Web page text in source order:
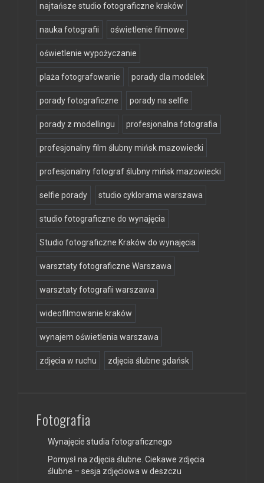
najtańsze studio fotograficzne kraków
nauka fotografii oświetlenie filmowe
oświetlenie wypożyczanie
plaża fotografowanie porady dla modelek
porady fotograficzne porady na selfie
porady z modellingu profesjonalna fotografia
profesjonalny film ślubny mińsk mazowiecki
profesjonalny fotograf ślubny mińsk mazowiecki
selfie porady studio cyklorama warszawa
studio fotograficzne do wynajęcia
Studio fotograficzne Kraków do wynajęcia
warsztaty fotograficzne Warszawa
warsztaty fotografii warszawa
wideofilmowanie kraków
wynajem oświetlenia warszawa
zdjęcia w ruchu zdjęcia ślubne gdańsk
Fotografia
Wynajęcie studia fotograficznego
Pomysł na zdjęcia ślubne. Ciekawe zdjęcia
ślubne – sesja zdjęciowa w deszczu